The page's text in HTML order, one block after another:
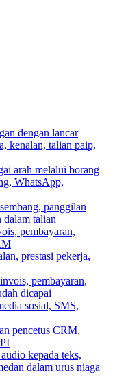
dengan lancar
kenalan, talian paip,
arah melalui borang
WhatsApp,
panggilan
dalam talian
pembayaran,
prestasi pekerja,
pembayaran,
dicapai
sosial, SMS,
pencetus CRM,
kepada teks,
dalam urus niaga